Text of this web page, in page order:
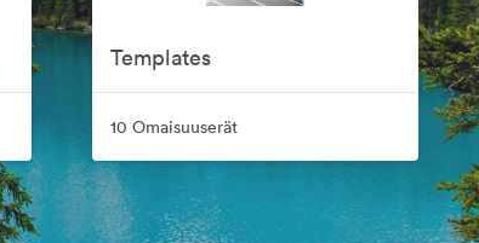
Templates
10 Omaisuuserät